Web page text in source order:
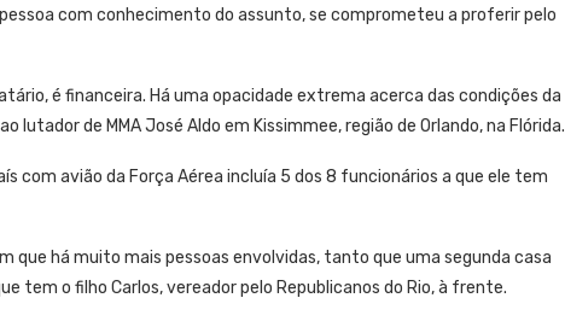
com conhecimento do assunto, se comprometeu a proferir pelo
é financeira. Há uma opacidade extrema acerca das condições da
lutador de MMA José Aldo em Kissimmee, região de Orlando, na Flórida.
com avião da Força Aérea incluía 5 dos 8 funcionários a que ele tem
que há muito mais pessoas envolvidas, tanto que uma segunda casa
tem o filho Carlos, vereador pelo Republicanos do Rio, à frente.